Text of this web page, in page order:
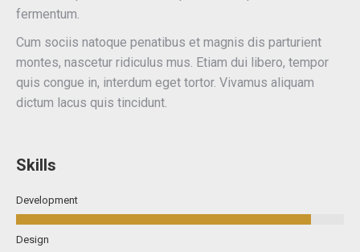
fermentum.
Cum sociis natoque penatibus et magnis dis parturient
montes, nascetur ridiculus mus. Etiam dui libero, tempor
quis congue in, interdum eget tortor. Vivamus aliquam
dictum lacus quis tincidunt.
Skills
Development
Design